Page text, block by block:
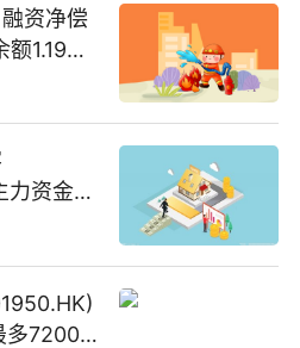
资净偿
1.19亿
力资金净
点
多7200